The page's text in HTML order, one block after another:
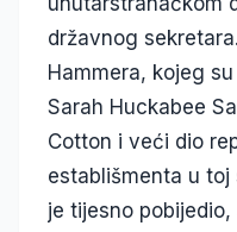
državnog
Hammera, kojeg
Sarah Huckabee
Cotton i veći dio
establišmenta u toj
je tijesno